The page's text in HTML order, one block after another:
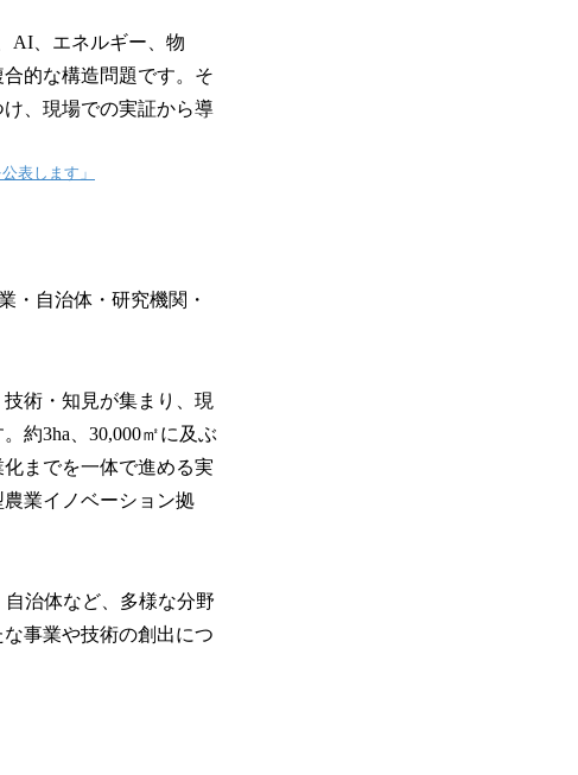
AI、エネルギー、物
的な構造問題です。そ
、現場での実証から導
表します」
・自治体・研究機関・
術・知見が集まり、現
約3ha、30,000㎡に及ぶ
までを一体で進める実
業イノベーション拠
治体など、多様な分野
事業や技術の創出につ